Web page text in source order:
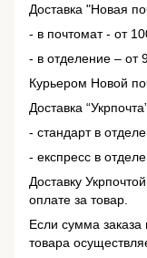
Доставка "Новая
- в почтомат - от
- в отделение – от
Курьером Новой
Доставка
- стандарт в
- експресс в
Доставку
оплате за товар.
Если сумма заказа
товара